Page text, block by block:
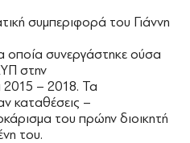
συμπεριφορά του Γιάννη
οποία συνεργάστηκε ούσα
στην
2015 – 2018. Τα
καταθέσεις –
του πρώην διοικητή
του.